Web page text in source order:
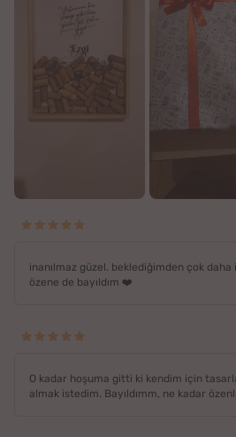
inanılmaz güzel. beklediğimden çok
özene de bayıldım ❤️
O kadar hoşuma gitti ki kendim için
almak istedim. Bayıldımm, ne kadar